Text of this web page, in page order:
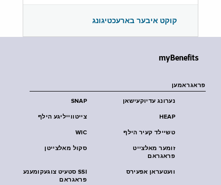
קוקט איבער בארעכטיגונג
myBenefits
פראגראמען
SNAP נערונג עדיוקעישאן
צייטווייליגע הילף HEAP
WIC טשיילד קעיר הילף
סקול מאלצייטן
זומער מאלצייט
פראגראם
SSI סטעיט צוגעקומענע
פראגראם
וועטעראן אפעירס